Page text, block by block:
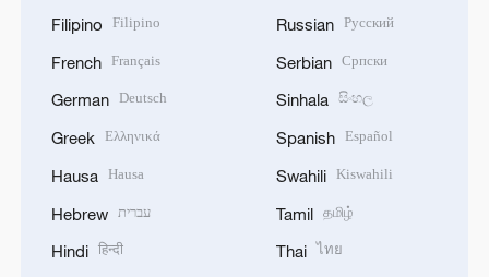
Filipino Filipino
French Français
German Deutsch
Greek Ελληνικά
Hausa Hausa
Hebrew עברית
Hindi हिन्दी
Russian Русский
Serbian Српски
Sinhala සිංහල
Spanish Español
Swahili Kiswahili
Tamil தமிழ்
Thai ไทย